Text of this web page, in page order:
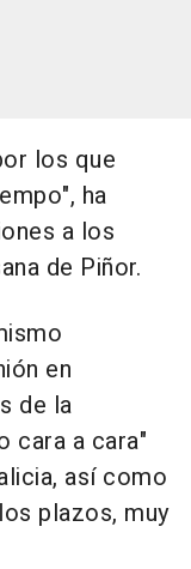
los que
ha
a los
de Piñor.
en
de la
cara a cara"
así como
plazos, muy